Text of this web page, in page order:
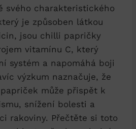
svého charakteristického
je způsoben látkou
jsou chilli papričky
vitamínu C, který
systém a napomáhá boji
výzkum naznačuje, že
může přispět k
snížení bolesti a
rakoviny. Přečtěte si toto